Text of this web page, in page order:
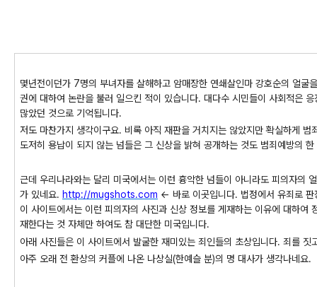
몇년전이던가 7명의 부녀자를 살해하고 암매장한 연쇄살인마 강호순의 얼굴
권에 대하여 논란을 불러 일으킨 적이 있습니다. 대다수 시민들이 사회적은
많았던 것으로 기억됩니다.
저도 마찬가지 생각이구요. 비록 아직 재판을 거치지는 않았지만 확실하게
도저히 용납이 되지 않는 넘들은 그 신상을 밝혀 공개하는 것도 범죄예방의
근데 우리나라와는 달리 미국에서는 이런 흉악한 넘들이 아니라도 피의자의
가 있네요. http://mugshots.com ← 바로 이곳입니다. 법정에서 유죄로 판
이 사이트에서는 이런 피의자의 사진과 신상 정보를 게재하는 이유에 대하여
재한다는 것 자체만 하여도 참 대단한 미국입니다.
아래 사진들은 이 사이트에서 발굴한 재미있는 죄인들의 초상입니다. 죄를
아주 오래 전 환상의 커플에 나온 나상실(한예슬 분)의 명 대사가 생각나네요.